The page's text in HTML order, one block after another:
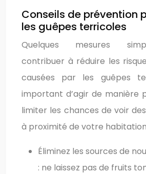
Conseils de prévention
les guêpes terricoles
Quelques mesures
contribuer à réduire les
causées par les guêpes
important d’agir de manière
limiter les chances de voir
à proximité de votre
Éliminez les sources de
: ne laissez pas de fruits